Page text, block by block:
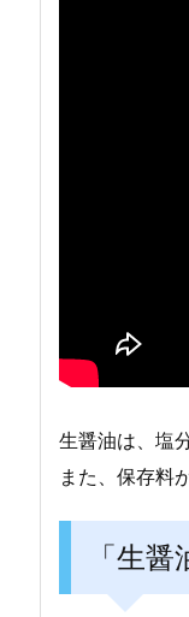
生醤油は、塩
また、保存料
「生